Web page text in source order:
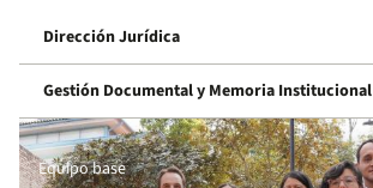
Dirección Jurídica
Gestión Documental y Memoria Institucional
Equipo base